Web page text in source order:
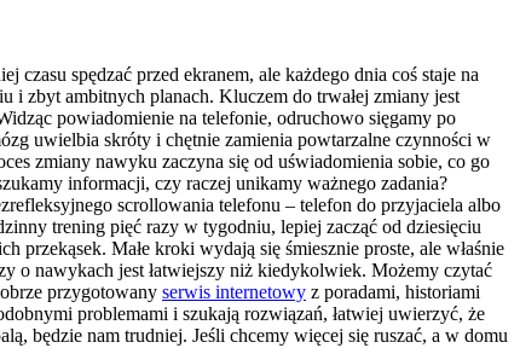
spędzać przed ekranem, ale każdego dnia coś staje na
i zbyt ambitnych planach. Kluczem do trwałej zmiany jest
powiadomienie na telefonie, odruchowo sięgamy po
uwielbia skróty i chętnie zamienia powtarzalne czynności w
zmiany nawyku zaczyna się od uświadomienia sobie, co go
informacji, czy raczej unikamy ważnego zadania?
scrollowania telefonu – telefon do przyjaciela albo
trening pięć razy w tygodniu, lepiej zacząć od dziesięciu
przekąsek. Małe kroki wydają się śmiesznie proste, ale właśnie
o nawykach jest łatwiejszy niż kiedykolwiek. Możemy czytać
przygotowany serwis internetowy z poradami, historiami
problemami i szukają rozwiązań, łatwiej uwierzyć, że
będzie nam trudniej. Jeśli chcemy więcej się ruszać, a w domu